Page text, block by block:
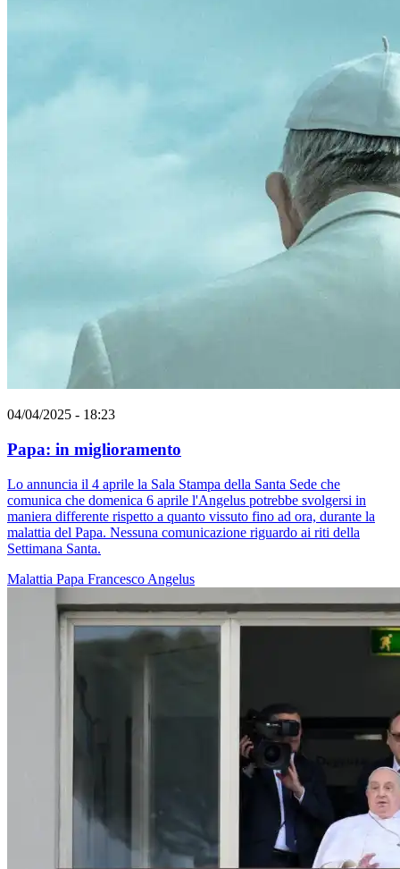
04/04/2025 - 18:23
Papa: in miglioramento
Lo annuncia il 4 aprile la Sala Stampa della Santa Sede che
comunica che domenica 6 aprile l'Angelus potrebbe svolgersi in
maniera differente rispetto a quanto vissuto fino ad ora, durante la
malattia del Papa. Nessuna comunicazione riguardo ai riti della
Settimana Santa.
Malattia Papa Francesco Angelus